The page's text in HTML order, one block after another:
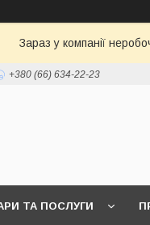
Зараз у компанії
+380 (66) 634-22-23
ТА ПОСЛУГИ